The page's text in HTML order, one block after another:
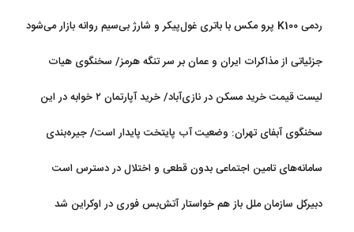
ردمی K100 پرو مکس با باتری غول‌پیکر و شارژ بی‌سیم روانه بازار می‌شود
جزئیاتی از مذاکرات ایران و عمان بر سر تنگه هرمز/ سخنگوی هیات
لیست قیمت خرید مسکن در نازی‌آباد/ خرید آپارتمان ۲ خوابه در این
سخنگوی آبفای تهران: وضعیت آب پایتخت پایدار است/ جیره‌بندی
سامانه‌های تامین اجتماعی بدون قطعی و اختلال در دسترس است
دبیرکل سازمان ملل باز هم خواستار آتش‌بس فوری در اوکراین شد